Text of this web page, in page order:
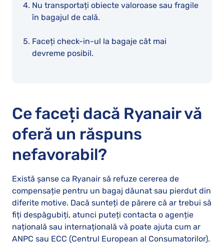
Nu transportați obiecte valoroase sau fragile
în bagajul de cală.
Faceți check-in-ul la bagaje cât mai
devreme posibil.
Ce faceți dacă Ryanair vă
oferă un răspuns
nefavorabil?
Există șanse ca Ryanair să refuze cererea de
compensație pentru un bagaj dăunat sau pierdut din
diferite motive. Dacă sunteți de părere că ar trebui să
fiți despăgubiți, atunci puteți contacta o agenție
națională sau internațională vă poate ajuta cum ar
ANPC sau ECC (Centrul European al Consumatorilor).